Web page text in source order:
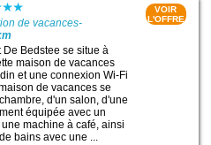
de vacances-
De Bedstee se situe à
maison de vacances
et une connexion Wi-Fi
de vacances se
d'un salon, d'une
équipée avec un
machine à café, ainsi
bains avec une ...
VOIR
L'OFFRE